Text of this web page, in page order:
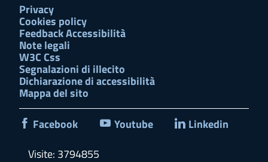
Privacy
Cookies policy
Feedback Accessibilità
Note legali
W3C Css
Segnalazioni di illecito
Dichiarazione di accessibilità
Mappa del sito
Facebook
Youtube
Linkedin
Visite: 3794855